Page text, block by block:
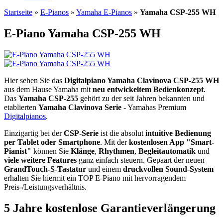
Startseite » E-Pianos » Yamaha E-Pianos » Yamaha CSP-255 WH
E-Piano Yamaha CSP-255 WH
Hier sehen Sie das Digitalpiano Yamaha Clavinova CSP-255 WH
aus dem Hause Yamaha mit neu entwickeltem Bedienkonzept.
Das Yamaha CSP-255 gehört zu der seit Jahren bekannten und
etablierten Yamaha Clavinova Serie - Yamahas Premium
Digitalpianos.
Einzigartig bei derCSP-Serie ist die absolut intuitive Bedienung
per Tablet oder Smartphone. Mit derkostenlosen App "Smart-
Pianist" können Sie Klänge, Rhythmen, Begleitautomatik und
viele weitere Features ganz einfach steuern. Gepaart der neuen
GrandTouch-S-Tastatur und einem druckvollen Sound-System
erhalten Sie hiermit ein TOP E-Piano mit hervorragendem
Preis-/Leistungsverhältnis.
5 Jahre kostenlose Garantieverlängerung